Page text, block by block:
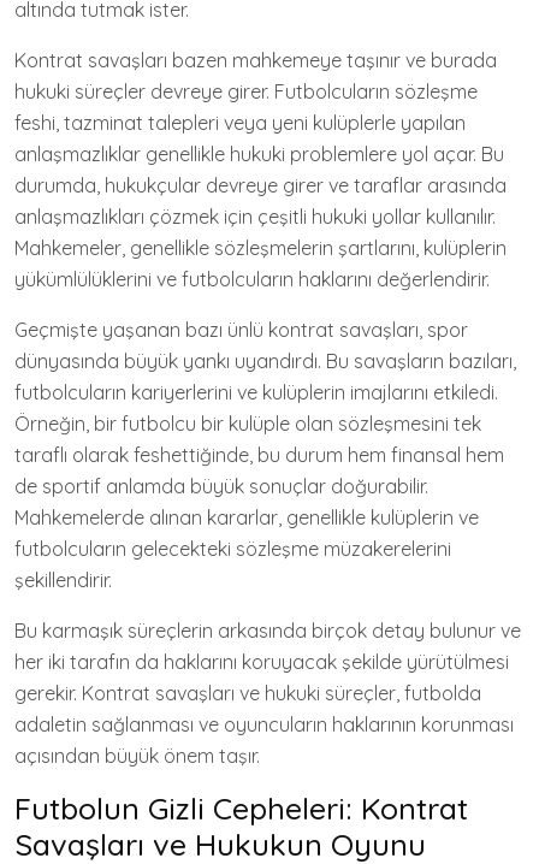
altında tutmak ister.
Kontrat savaşları bazen mahkemeye taşınır ve burada
hukuki süreçler devreye girer. Futbolcuların sözleşme
feshi, tazminat talepleri veya yeni kulüplerle yapılan
anlaşmazlıklar genellikle hukuki problemlere yol açar. Bu
durumda, hukukçular devreye girer ve taraflar arasında
anlaşmazlıkları çözmek için çeşitli hukuki yollar kullanılır.
Mahkemeler, genellikle sözleşmelerin şartlarını, kulüplerin
yükümlülüklerini ve futbolcuların haklarını değerlendirir.
Geçmişte yaşanan bazı ünlü kontrat savaşları, spor
dünyasında büyük yankı uyandırdı. Bu savaşların bazıları,
futbolcuların kariyerlerini ve kulüplerin imajlarını etkiledi.
Örneğin, bir futbolcu bir kulüple olan sözleşmesini tek
taraflı olarak feshettiğinde, bu durum hem finansal hem
de sportif anlamda büyük sonuçlar doğurabilir.
Mahkemelerde alınan kararlar, genellikle kulüplerin ve
futbolcuların gelecekteki sözleşme müzakerelerini
şekillendirir.
Bu karmaşık süreçlerin arkasında birçok detay bulunur ve
her iki tarafın da haklarını koruyacak şekilde yürütülmesi
gerekir. Kontrat savaşları ve hukuki süreçler, futbolda
adaletin sağlanması ve oyuncuların haklarının korunması
açısından büyük önem taşır.
Futbolun Gizli Cepheleri: Kontrat
Savaşları ve Hukukun Oyunu